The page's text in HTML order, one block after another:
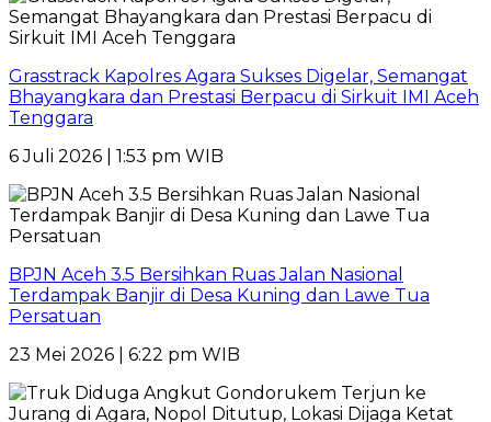
Grasstrack Kapolres Agara Sukses Digelar, Semangat
Bhayangkara dan Prestasi Berpacu di Sirkuit IMI Aceh
Tenggara
6 Juli 2026 | 1:53 pm WIB
BPJN Aceh 3.5 Bersihkan Ruas Jalan Nasional
Terdampak Banjir di Desa Kuning dan Lawe Tua
Persatuan
23 Mei 2026 | 6:22 pm WIB